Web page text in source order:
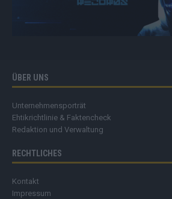
ÜBER UNS
Unternehmensporträt
Ehtikrichtlinie & Faktencheck
Redaktion und Verwaltung
RECHTLICHES
Kontakt
Impressum